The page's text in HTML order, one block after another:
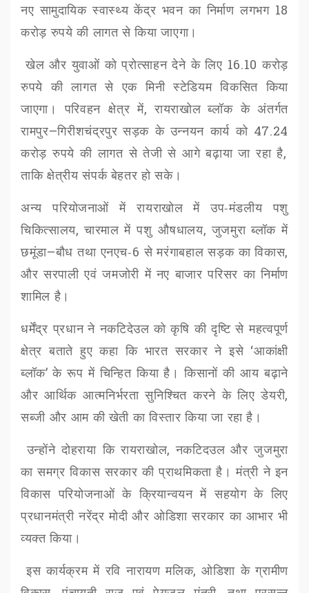
नए सामुदायिक स्वास्थ्य केंद्र भवन का निर्माण लगभग 18
करोड़ रुपये की लागत से किया जाएगा।
खेल और युवाओं को प्रोत्साहन देने के लिए 16.10 करोड़
रुपये की लागत से एक मिनी स्टेडियम विकसित किया
जाएगा। परिवहन क्षेत्र में,रायराखोल ब्लॉक के अंतर्गत
रामपुर–गिरीशचंद्रपुर सड़क के उन्नयन कार्य को 47.24
करोड़ रुपये की लागत से तेजी से आगे बढ़ाया जा रहा है,
ताकि क्षेत्रीय संपर्क बेहतर हो सके।
अन्य परियोजनाओं मेंरायराखोल
में उप-मंडलीय पशु
चिकित्सालय,चारमाल में पशु औषधालय,जुजमुरा ब्लॉक में
छमूंडा–बौध तथा एनएच-6 से मरंगाबहाल सड़क का विकास,
और सरपाली एवं जमजोरी में नए बाजार परिसर का निर्माण
शामिल है।
धर्मेंद्र प्रधान नेनकटिदेउल को कृषि की दृष्टि से महत्वपूर्ण
क्षेत्र बताते हुए कहा कि भारत सरकार ने इसे ‘आकांक्षी
ब्लॉक’के रूप में चिन्हित किया है। किसानों की आय बढ़ाने
और आर्थिक आत्मनिर्भरता सुनिश्चित करने के लिए डेयरी,
सब्जी और आम की खेती का विस्तार किया जा रहा है।
उन्होंने दोहराया किरायराखोल,नकटिदउल औरजुजमुरा
का समग्र विकास सरकार की प्राथमिकता है। मंत्री ने इन
विकास परियोजनाओं के क्रियान्वयन में सहयोग के लिए
प्रधानमंत्रीनरेंद्र मोदी और ओडिशा सरकार का आभार भी
व्यक्त किया।
इस कार्यक्रम मेंरवि नारायण मलिक, ओडिशा के ग्रामीण